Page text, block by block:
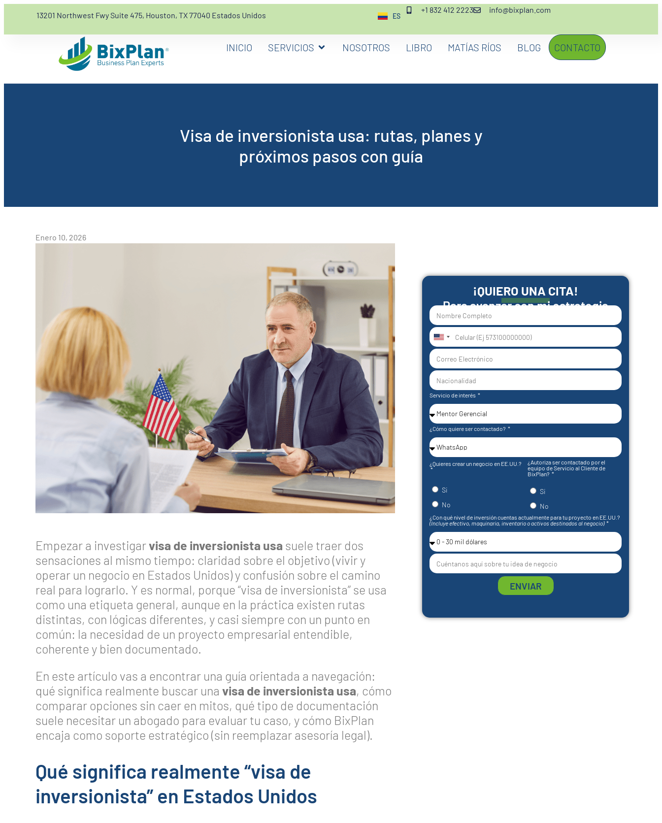
13201 Northwest Fwy Suite 475, Houston, TX 77040 Estados Unidos ES
EN
+1 832 412 2223 info@bixplan.com
INICIO SERVICIOS NOSOTROS LIBRO MATÍAS RÍOS BLOG CONTACTO
Visa de inversionista usa: rutas, planes y
próximos pasos con guía
Enero 10, 2026
Empezar a investigarvisa de inversionista usa suele traer dos
sensaciones al mismo tiempo: claridad sobre el objetivo (vivir y
operar un negocio en Estados Unidos) y confusión sobre el camino
real para lograrlo. Y es normal, porque “visa de inversionista” se usa
como una etiqueta general, aunque en la práctica existen rutas
distintas, con lógicas diferentes, y casi siempre con un punto en
común: la necesidad de un proyecto empresarial entendible,
coherente y bien documentado.
En este artículo vas a encontrar una guía orientada a navegación:
qué significa realmente buscar una visa de inversionista usa, cómo
comparar opciones sin caer en mitos, qué tipo de documentación
suele necesitar un abogado para evaluar tu caso, y cómo BixPlan
encaja como soporte estratégico (sin reemplazar asesoría legal).
Qué significa realmente “visa de
inversionista” en Estados Unidos
¡QUIERO UNA CITA!
Para avanzar con mi estrategia
United
States
+1
Servicio de interés
¿Cómo quiere ser contactado?
¿Quieres crear un negocio en EE.UU.?
Si
No
¿Autoriza ser contactado por el
equipo de Servicio al Cliente de
BixPlan?
Si
No
¿Con qué nivel de inversión cuentas actualmente para tu proyecto en EE.UU.?
(Incluye efectivo, maquinaria, inventario o activos destinados al negocio)
ENVIAR